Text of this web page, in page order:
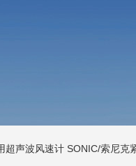
超声波风速计 SONIC/索尼克